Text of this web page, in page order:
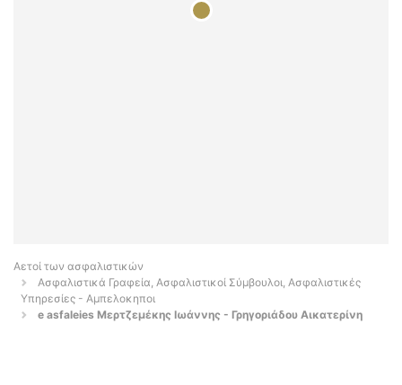
Αετοί των ασφαλιστικών
Ασφαλιστικά Γραφεία, Ασφαλιστικοί Σύμβουλοι, Ασφαλιστικές
Υπηρεσίες - Αμπελοκηποι
e asfaleies Μερτζεμέκης Ιωάννης - Γρηγοριάδου Αικατερίνη